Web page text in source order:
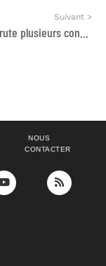
Suivant >
NOUS
CONTACTER